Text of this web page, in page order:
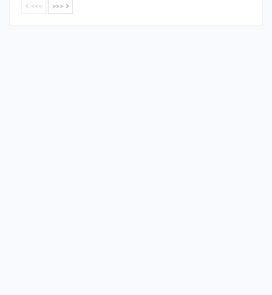
<<< >>>